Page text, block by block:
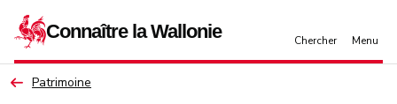
Patrimoine